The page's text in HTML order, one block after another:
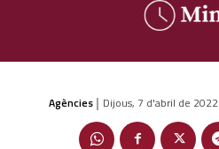
Agències | Dijous, 7 d'abril de 2022